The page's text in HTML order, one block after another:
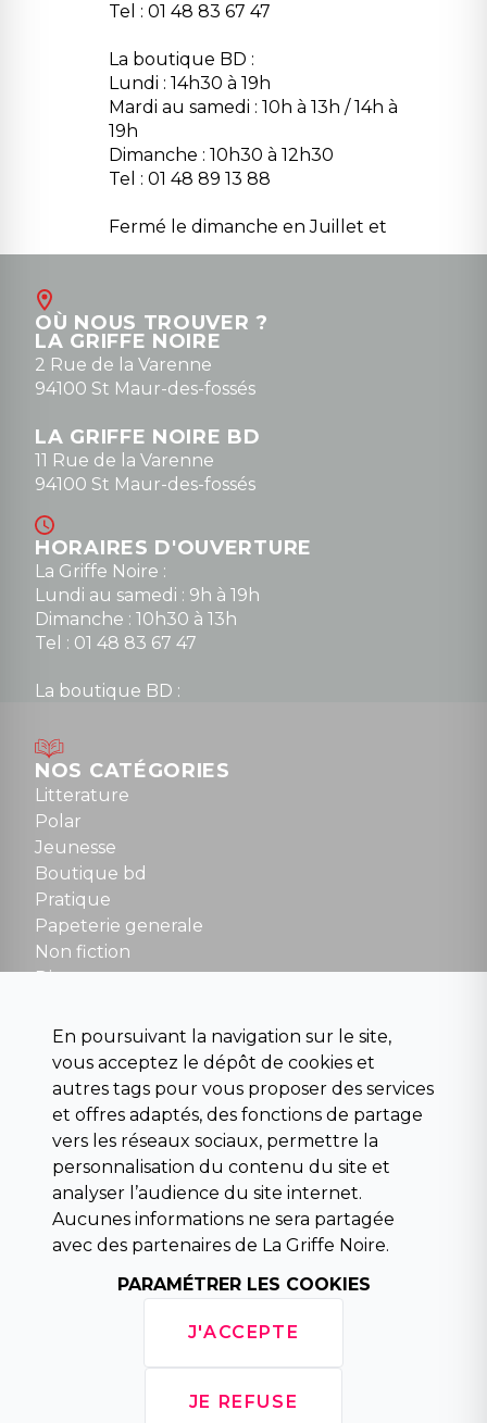
Tel : 01 48 83 67 47
La boutique BD :
Lundi : 14h30 à 19h
Mardi au samedi : 10h à 13h / 14h à
19h
Dimanche : 10h30 à 12h30
Tel : 01 48 89 13 88
Fermé le dimanche en Juillet et
Août
contact@la-griffe-noire.com
0148836747
OÙ NOUS TROUVER ?
LA GRIFFE NOIRE
2 Rue de la Varenne
94100 St Maur-des-fossés
LA GRIFFE NOIRE BD
11 Rue de la Varenne
94100 St Maur-des-fossés
HORAIRES D'OUVERTURE
La Griffe Noire :
Lundi au samedi : 9h à 19h
Dimanche : 10h30 à 13h
Tel : 01 48 83 67 47
La boutique BD :
Mardi au samedi : 10h à 13h / 14h à 19h
Dimanche : 10h30 à 12h30
Tel : 01 48 89 13 88
NOUS CONTACTER
contact@la-griffe-noire.com
NOS CATÉGORIES
Litterature
Polar
Jeunesse
Boutique bd
Pratique
Papeterie generale
Non fiction
Divers
Beaux livres et art
Para scolaire
Histoire
Pochoteque
Pleiade
INFORMATIONS
Droit de rétractation
Conditions générales de vente
Horaires d'ouverture
Politique de confidentialité
En poursuivant la navigation sur le site,
vous acceptez le dépôt de cookies et
autres tags pour vous proposer des services
et offres adaptés, des fonctions de partage
vers les réseaux sociaux, permettre la
personnalisation du contenu du site et
analyser l’audience du site internet.
Aucunes informations ne sera partagée
avec des partenaires de La Griffe Noire.
PARAMÉTRER LES COOKIES
J'ACCEPTE
JE REFUSE